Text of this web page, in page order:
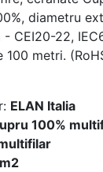
diametru
CEI20-22,
100 metri.
ELAN Italia
100%